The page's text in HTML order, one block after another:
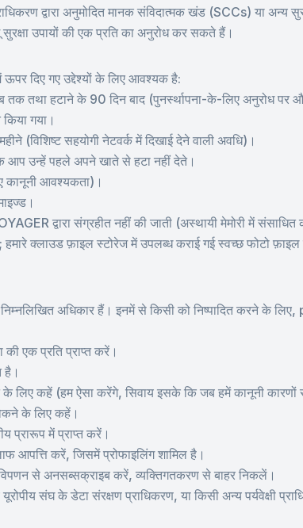
द्वारा अनुमोदित मानक संविदात्मक खंड (SCCs) या अन्य
उपायों की एक प्रति का अनुरोध कर सकते हैं।
दिए गए उद्देश्यों के लिए आवश्यक है:
तथा हटाने के 90 दिन बाद (पुनर्स्थापना-के-लिए अनुरोध पर
गया।
(विशिष्ट सहयोगी नेटवर्क में दिखाई देने वाली अवधि)।
उन्हें पहले अपने खाते से हटा नहीं देते।
कानूनी आवश्यकता)।
द्वारा संग्रहीत नहीं की जाती (अस्थायी मेमोरी में संसाधित
क्लाउड फ़ाइल स्टोरेज में उपलब्ध कराई गई स्वच्छ फोटो फ़ाइल
अधिकार हैं। इनमें से किसी को निष्पादित करने के
एक प्रति प्राप्त करें।
है।
लिए कहें (हम ऐसा करेंगे, सिवाय इसके कि जब हमें कानूनी कारणों
के लिए कहें।
प्रारूप में प्राप्त करें।
करें, जिसमें प्रोफाइलिंग शामिल है।
से अनसब्सक्राइब करें, व्यक्तिगतकरण से बाहर निकलें।
संघ के डेटा संरक्षण प्राधिकरण, या किसी अन्य पर्यवेक्षी